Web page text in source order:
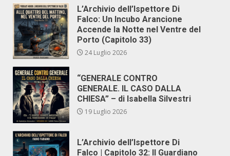
L’Archivio dell’Ispettore Di
Falco: Un Incubo Arancione
Accende la Notte nel Ventre del
Porto (Capitolo 33)
24 Luglio 2026
“GENERALE CONTRO
GENERALE. IL CASO DALLA
CHIESA” – di Isabella Silvestri
19 Luglio 2026
L’Archivio dell’Ispettore Di
Falco | Capitolo 32: Il Guardiano